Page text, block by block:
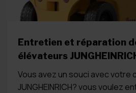
Entretien et réparation
élévateurs
Vous avez un souci avec votre
JUNGHEINRICH? vous voulez